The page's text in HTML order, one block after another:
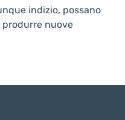
indizio, possano
nuove